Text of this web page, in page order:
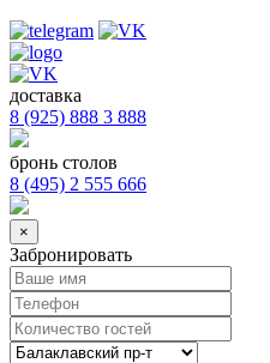
доставка
8 (925) 888 3 888
бронь столов
8 (495) 2 555 666
×
Забронировать